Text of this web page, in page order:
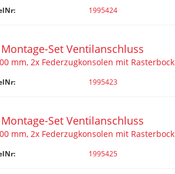
1995424
Set Ventilanschluss
mm, 2x Federzugkonsolen mit Rasterbock
1995423
Set Ventilanschluss
mm, 2x Federzugkonsolen mit Rasterbock
1995425